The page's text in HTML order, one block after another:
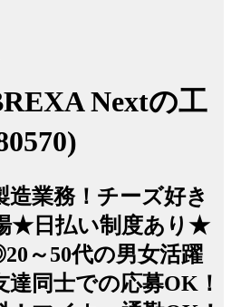
Nextの工
業務！チーズ好き
★日払い制度あり★
～50代の男女活躍
同士での応募OK！